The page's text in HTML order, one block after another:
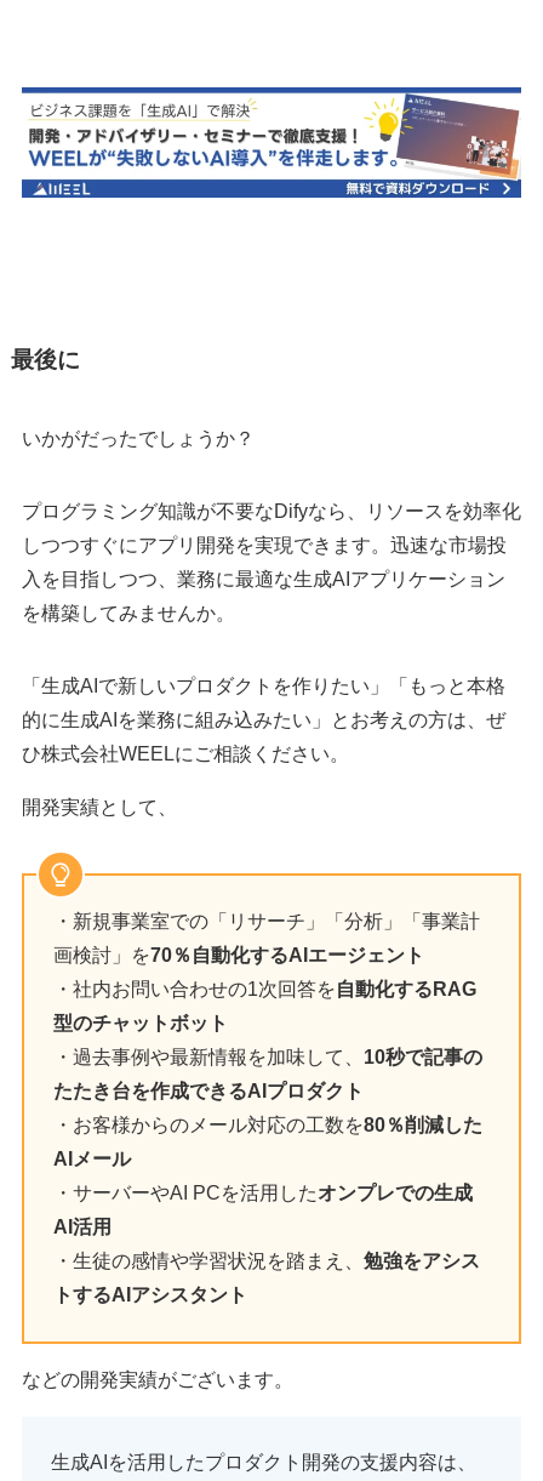
最後に
いかがだったでしょうか？
プログラミング知識が不要なDifyなら、リソースを効率化
しつつすぐにアプリ開発を実現できます。迅速な市場投
入を目指しつつ、業務に最適な生成AIアプリケーション
を構築してみませんか。
「生成AIで新しいプロダクトを作りたい」「もっと本格
的に生成AIを業務に組み込みたい」とお考えの方は、ぜ
ひ株式会社WEELにご相談ください。
開発実績として、
・新規事業室での「リサーチ」「分析」「事業計
画検討」を70％自動化するAIエージェント
・社内お問い合わせの1次回答を自動化するRAG
型のチャットボット
・過去事例や最新情報を加味して、 10秒で記事の
たたき台を作成できるAIプロダクト
・お客様からのメール対応の工数を80％削減した
AIメール
・サーバーやAI PCを活用したオンプレでの生成
AI活用
・生徒の感情や学習状況を踏まえ、 勉強をアシス
トするAIアシスタント
などの開発実績がございます。
生成AIを活用したプロダクト開発の支援内容は、